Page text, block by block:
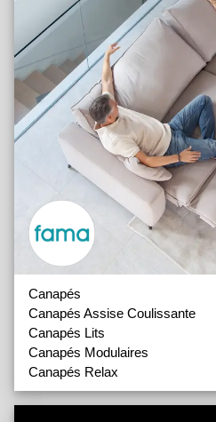
Canapés
Canapés Assise Coulissante
Canapés Lits
Canapés Modulaires
Canapés Relax